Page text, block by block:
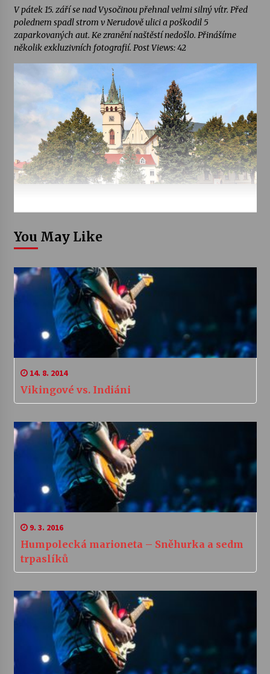
V pátek 15. září se nad Vysočinou přehnal velmi silný vítr. Před
polednem spadl strom v Nerudově ulici a poškodil 5
zaparkovaných aut. Ke zranění naštěstí nedošlo. Přinášíme
několik exkluzivních fotografií. Post Views: 42
You May Like
14. 8. 2014
Vikingové vs. Indiáni
9. 3. 2016
Humpolecká marioneta – Sněhurka a sedm
trpaslíků